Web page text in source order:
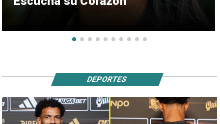
DEPORTES